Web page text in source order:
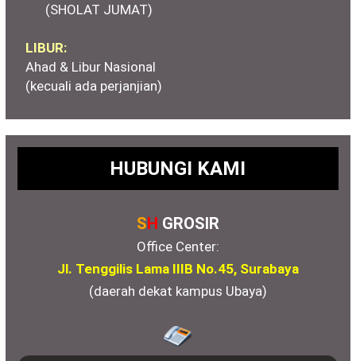
(SHOLAT JUMAT)
LIBUR:
Ahad & Libur Nasional
(kecuali ada perjanjian)
HUBUNGI KAMI
SH GROSIR
Office Center:
Jl. Tenggilis Lama IIIB No.45, Surabaya
(daerah dekat kampus Ubaya)